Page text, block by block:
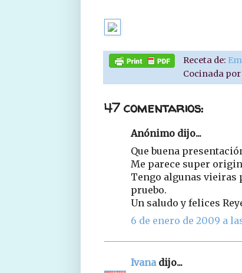
Receta de:
Cocinada por
47 comentarios:
Anónimo dijo...
Que buena
Me parece super
Tengo algunas vieiras
pruebo.
Un saludo y felices
6 de enero de 2009 a
Ivanadijo...